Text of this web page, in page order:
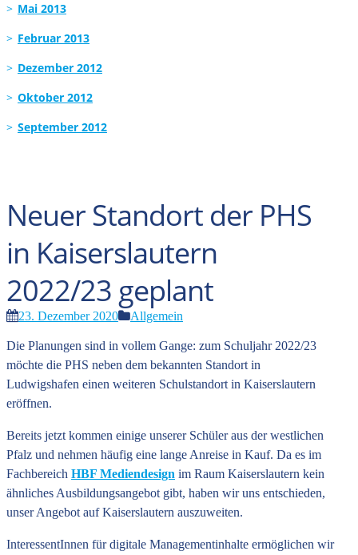
Mai 2013
Februar 2013
Dezember 2012
Oktober 2012
September 2012
Neuer Standort der PHS
in Kaiserslautern
2022/23 geplant
23. Dezember 2020 Allgemein
Die Planungen sind in vollem Gange: zum Schuljahr 2022/23
möchte die PHS neben dem bekannten Standort in
Ludwigshafen einen weiteren Schulstandort in Kaiserslautern
eröffnen.
Bereits jetzt kommen einige unserer Schüler aus der westlichen
Pfalz und nehmen häufig eine lange Anreise in Kauf. Da es im
Fachbereich HBF Mediendesign im Raum Kaiserslautern kein
ähnliches Ausbildungsangebot gibt, haben wir uns entschieden,
unser Angebot auf Kaiserslautern auszuweiten.
InteressentInnen für digitale Managementinhalte ermöglichen wir